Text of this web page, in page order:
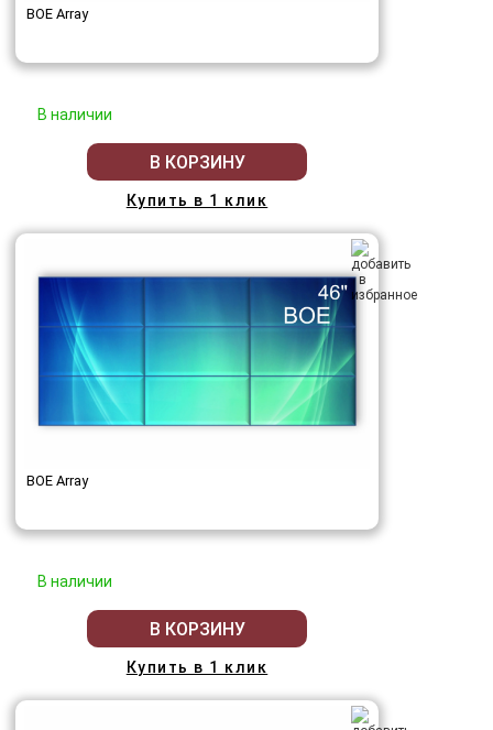
BOE Array
В наличии
В КОРЗИНУ
Купить в 1 клик
BOE Array
В наличии
В КОРЗИНУ
Купить в 1 клик